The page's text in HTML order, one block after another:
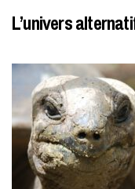
L’univers